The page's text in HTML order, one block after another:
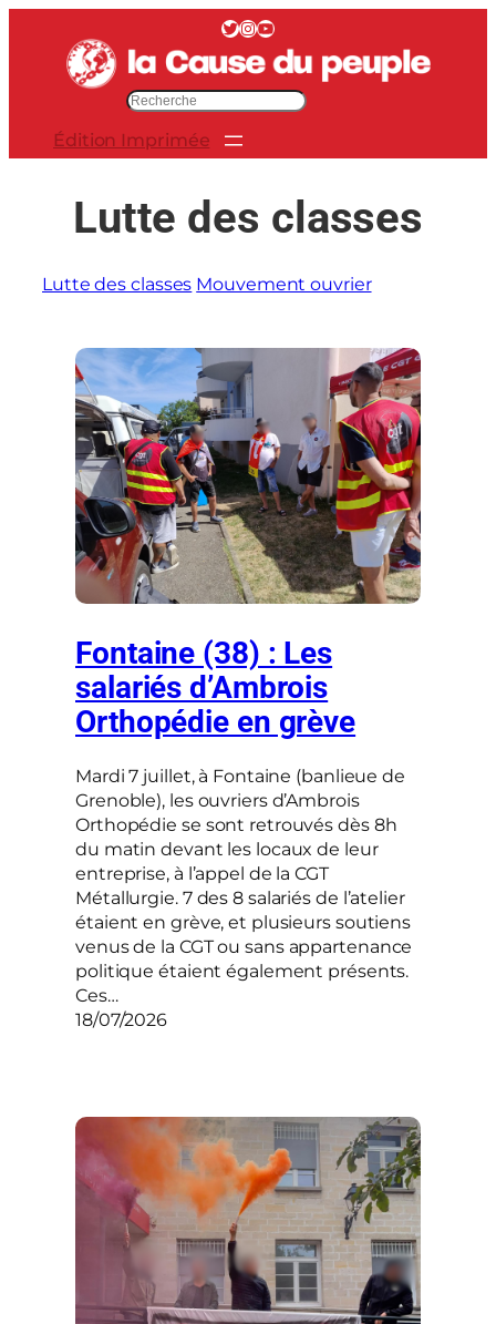
contenu
Twitter InstagramYouTube
e
Édition Imprimée
Lutte des classes
Lutte des classes Mouvement ouvrier
Fontaine (38) : Les
salariés d’Ambrois
Orthopédie en grève
Mardi 7 juillet, à Fontaine (banlieue de
Grenoble), les ouvriers d’Ambrois
Orthopédie se sont retrouvés dès 8h
du matin devant les locaux de leur
entreprise, à l’appel de la CGT
Métallurgie. 7 des 8 salariés de l’atelier
étaient en grève, et plusieurs soutiens
venus de la CGT ou sans appartenance
politique étaient également présents.
Ces…
18/07/2026